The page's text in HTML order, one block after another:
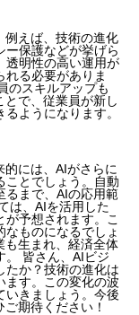
例えば、技術の進化
ー保護などが挙げら
透明性の高い運用が
る必要がありま
のスキルアップも
で、従業員が新し
ようになります。
には、AIがさらに
ことでしょう。自動
るまで、AIの応用範
は、AIを活用した
予想されます。こ
ものになるでしょ
も生まれ、経済全体
。 皆さん、AIビジ
たか？技術の進化は
ます。この変化の波
いきましょう。今後
期待ください！